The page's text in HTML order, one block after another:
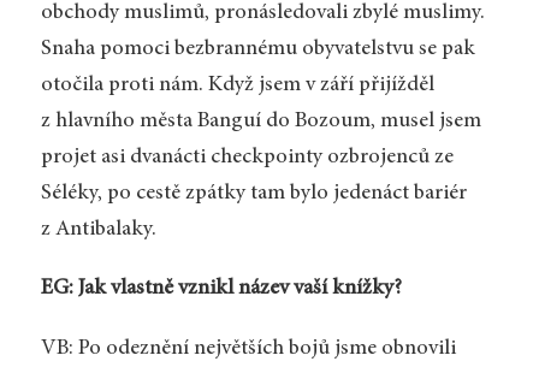
obchody muslimů, pronásledovali zbylé muslimy.
Snaha pomoci bezbrannému obyvatelstvu se pak
otočila proti nám. Když jsem v září přijížděl
z hlavního města Banguí do Bozoum, musel jsem
projet asi dvanácti checkpointy ozbrojenců ze
Séléky, po cestě zpátky tam bylo jedenáct bariér
z Antibalaky.
EG: Jak vlastně vznikl název vaší knížky?
VB: Po odeznění největších bojů jsme obnovili